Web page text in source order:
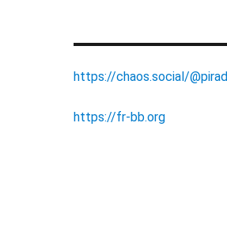
https://chaos.social/
https://fr-bb.org